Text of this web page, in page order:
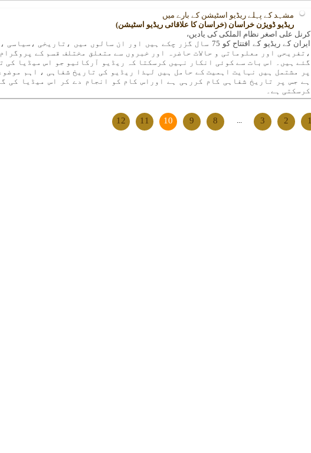
مشہد کے پہلے ریڈیو اسٹیشن کے بارے میں
ریڈیو ڈویژن خراسان (خراسان کا علاقائی ریڈیو اسٹیشن)
کرنل علی اصغر نظام الملکی کی یادیں،
ایران کے ریڈیو کے افتتاح کو 75 سال گزر چکے ہیں اور ان سالوں میں ،تاریخی
،تفریحی اور معلوماتی و حالات حاضرہ اور خبروں سے متعلق مختلف قسم کے
گئے ہیں۔ اس بات سے کوئی انکار نہیں کرسکتا کہ ریڈیو آرکائیو جو اس میڈیا کی
پر مشتمل ہیں نہایت اہمیت کے حامل ہیں لہذا ریڈیو کی تاریخ شفاہی ، اہم
ہے جس پر تاریخ شفاہی کام کررہی ہے اوراس کام کو انجام دے کر اس میڈیا کی
کرسکتی ہے۔
1
2
3
...
8
9
10
11
12